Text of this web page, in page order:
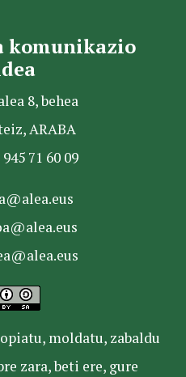
komunikazio
8, behea
ARABA
71 60 09
moldatu, zabaldu
zara, beti ere, gure